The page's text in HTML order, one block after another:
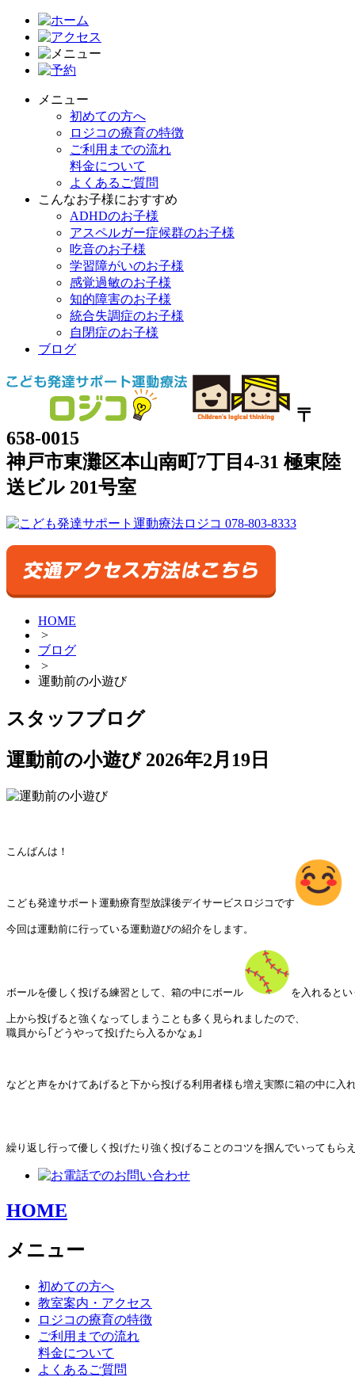
メニュー
初めての方へ
ロジコの療育の特徴
ご利用までの流れ
料金について
よくあるご質問
こんなお子様におすすめ
ADHDのお子様
アスペルガー症候群のお子様
吃音のお子様
学習障がいのお子様
感覚過敏のお子様
知的障害のお子様
統合失調症のお子様
自閉症のお子様
ブログ
〒
658-0015
神戸市東灘区本山南町7丁目4-31 極東陸
送ビル 201号室
HOME
>
ブログ
>
運動前の小遊び
スタッフブログ
運動前の小遊び 2026年2月19日
こんばんは！
こども発達サポート運動療育型放課後デイサービスロジコです
今回は運動前に行っている運動遊びの紹介をします。
ボールを優しく投げる練習として、箱の中にボール を入れると
上から投げると強くなってしまうことも多く見られましたので、
職員から｢どうやって投げたら入るかなぁ｣
などと声をかけてあげると下から投げる利用者様も増え実際に箱の中に入
繰り返し行って優しく投げたり強く投げることのコツを掴んでいってもら
HOME
メニュー
初めての方へ
教室案内・アクセス
ロジコの療育の特徴
ご利用までの流れ
料金について
よくあるご質問